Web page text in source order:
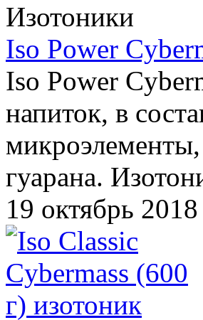
Изотоники
Iso Power
Iso Power
напиток, в
гуарана.
19 октябрь 2018